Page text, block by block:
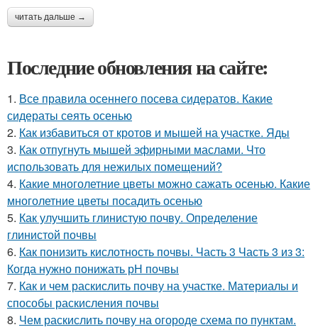
читать дальше →
Последние обновления на сайте:
1. Все правила осеннего посева сидератов. Какие
сидераты сеять осенью
2. Как избавиться от кротов и мышей на участке. Яды
3. Как отпугнуть мышей эфирными маслами. Что
использовать для нежилых помещений?
4. Какие многолетние цветы можно сажать осенью. Какие
многолетние цветы посадить осенью
5. Как улучшить глинистую почву. Определение
глинистой почвы
6. Как понизить кислотность почвы. Часть 3 Часть 3 из 3:
Когда нужно понижать рН почвы
7. Как и чем раскислить почву на участке. Материалы и
способы раскисления почвы
8. Чем раскислить почву на огороде схема по пунктам.